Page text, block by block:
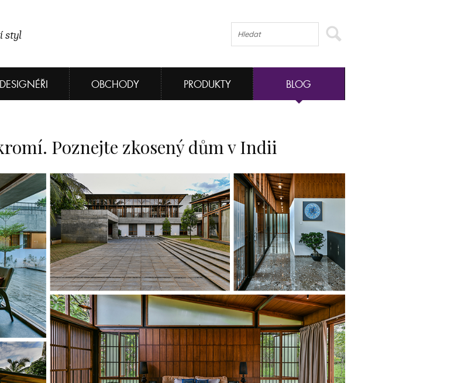
styl
DESIGNÉŘI OBCHODY PRODUKTY BLOG
Poznejte zkosený dům v Indii